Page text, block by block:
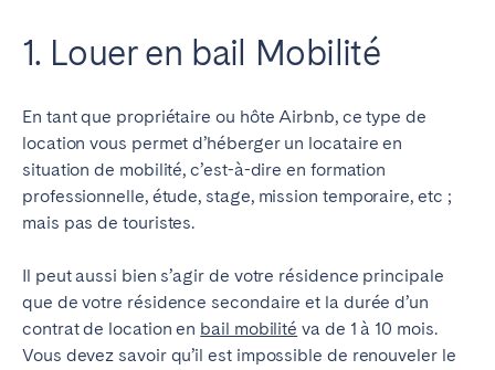
1. Louer en bail Mobilité
En tant que propriétaire ou hôte Airbnb, ce type de
location vous permet d’héberger un locataire en
situation de mobilité, c’est-à-dire en formation
professionnelle, étude, stage, mission temporaire, etc ;
mais pas de touristes.
Il peut aussi bien s’agir de votre résidence principale
que de votre résidence secondaire et la durée d’un
contrat de location en bail mobilité va de 1 à 10 mois.
Vous devez savoir qu’il est impossible de renouveler le